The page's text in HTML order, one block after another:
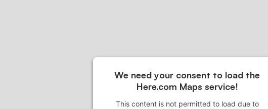
We need your consent to load the
Here.com Maps service!
This content is not permitted to load due to